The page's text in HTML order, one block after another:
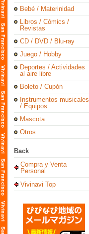
Bebé / Materinidad
Libros / Cómics /
Revistas
CD / DVD / Blu-ray
Juego / Hobby
Deportes / Actividades
al aire libre
Boleto / Cupón
Instrumentos musicales
/ Equipos
Mascota
Otros
Back
Compra y Venta
Personal
Vivinavi Top